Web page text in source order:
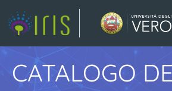
CATALOGO